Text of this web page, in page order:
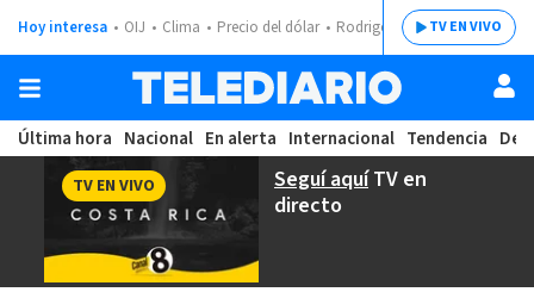
Hoy interesa OIJ Clima Precio del dólar Rodrigo ChavesTV EN VIVO
Última hora Nacional En alerta Internacional Tendencia
Seguí aquíTV en
directo
TV EN VIVO